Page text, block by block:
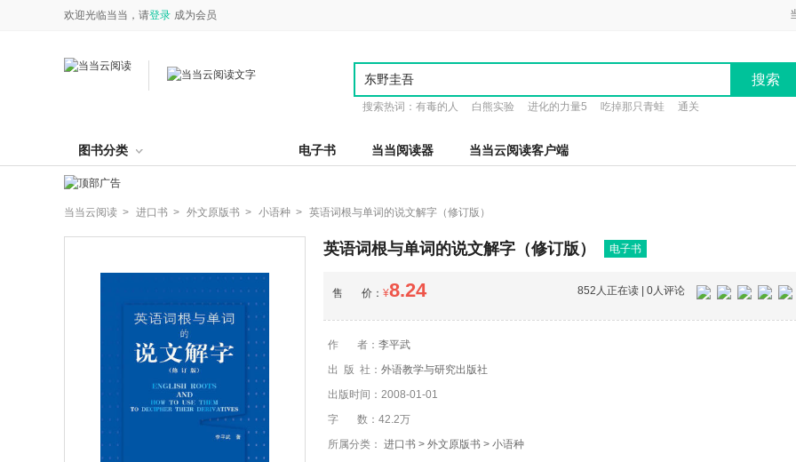
欢迎光临当当，请登录 成为会员
搜索
搜索热词： 有毒的人 白熊实验 进化的力量5 吃掉那只青蛙 通关
图书分类 电子书 当当阅读器 当当云阅读客户端
当当云阅读 > 进口书 > 外文原版书 > 小语种 > 英语词根与单词的说文解字（修订版）
英语词根与单词的说文解字（修订版） 电子书
售 价： ¥8.24 852人正在读 | 0人评论
作 者： 李平武
出 版 社： 外语教学与研究出版社
出版时间：2008-01-01
字 数：42.2万
所属分类： 进口书 > 外文原版书 > 小语种